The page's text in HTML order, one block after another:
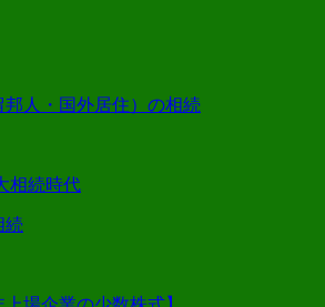
人・国外居住）の相続
相続時代
続